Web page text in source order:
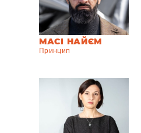
МАСІ НАЙЄМ
Принцип